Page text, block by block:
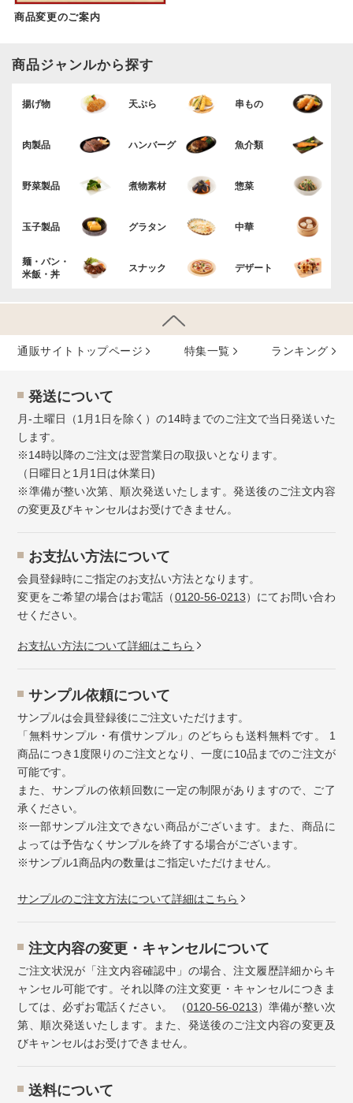
商品変更のご案内
商品ジャンルから探す
揚げ物 天ぷら 串もの
肉製品 ハンバーグ 魚介類
野菜製品 煮物素材 惣菜
玉子製品 グラタン 中華
麺・パン・
米飯・丼
スナック デザート
通販サイトトップページ 特集⼀覧 ランキング
発送について
月-土曜日（1月1日を除く）の14時までのご注文で当日発送いた
します。
※14時以降のご注文は翌営業日の取扱いとなります。
（日曜日と1月1日は休業日)
※準備が整い次第、順次発送いたします。発送後のご注文内容
の変更及びキャンセルはお受けできません。
お⽀払い⽅法について
会員登録時にご指定のお支払い方法となります。
変更をご希望の場合はお電話（0120-56-0213）にてお問い合わ
せください。
お⽀払い⽅法について詳細はこちら
サンプル依頼について
サンプルは会員登録後にご注文いただけます。
「無料サンプル・有償サンプル」のどちらも送料無料です。 1
商品につき1度限りのご注文となり、一度に10品までのご注文が
可能です。
また、サンプルの依頼回数に一定の制限がありますので、ご了
承ください。
※一部サンプル注文できない商品がございます。また、商品に
よっては予告なくサンプルを終了する場合がございます。
※サンプル1商品内の数量はご指定いただけません。
サンプルのご注文方法について詳細はこちら
注⽂内容の変更・キャンセルについて
ご注文状況が「注文内容確認中」の場合、注文履歴詳細からキ
ャンセル可能です。それ以降の注文変更・キャンセルにつきま
しては、必ずお電話ください。 （0120-56-0213）準備が整い次
第、順次発送いたします。また、発送後のご注文内容の変更及
びキャンセルはお受けできません。
送料について